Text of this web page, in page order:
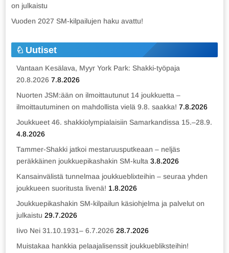
on julkaistu
Vuoden 2027 SM-kilpailujen haku avattu!
Uutiset
Vantaan Kesälava, Myyr York Park: Shakki-työpaja
20.8.2026 7.8.2026
Nuorten JSM:ään on ilmoittautunut 14 joukkuetta –
ilmoittautuminen on mahdollista vielä 9.8. saakka! 7.8.2026
Joukkueet 46. shakkiolympialaisiin Samarkandissa 15.–28.9.
4.8.2026
Tammer-Shakki jatkoi mestaruusputkeaan – neljäs
peräkkäinen joukkuepikashakin SM-kulta 3.8.2026
Kansainvälistä tunnelmaa joukkueblixteihin – seuraa yhden
joukkueen suoritusta livenä! 1.8.2026
Joukkuepikashakin SM-kilpailun käsiohjelma ja palvelut on
julkaistu 29.7.2026
Iivo Nei 31.10.1931– 6.7.2026 28.7.2026
Muistakaa hankkia pelaajalisenssit joukkuebliksteihin!